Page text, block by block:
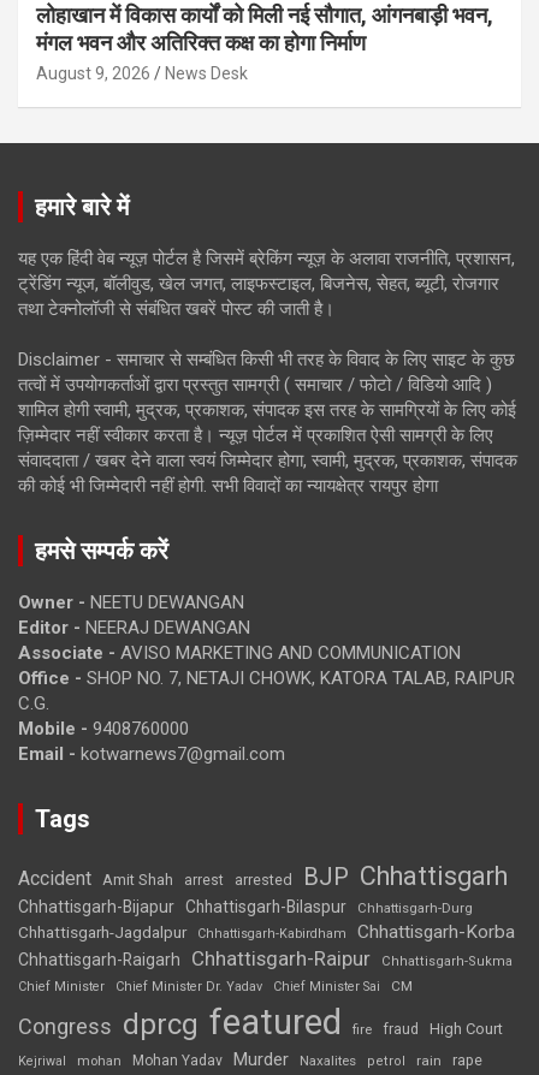
लोहाखान में विकास कार्यों को मिली नई सौगात, आंगनबाड़ी भवन,
मंगल भवन और अतिरिक्त कक्ष का होगा निर्माण
August 9, 2026 News Desk
हमारे बारे में
यह एक हिंदी वेब न्यूज़ पोर्टल है जिसमें ब्रेकिंग न्यूज़ के अलावा राजनीति, प्रशासन,
ट्रेंडिंग न्यूज, बॉलीवुड, खेल जगत, लाइफस्टाइल, बिजनेस, सेहत, ब्यूटी, रोजगार
तथा टेक्नोलॉजी से संबंधित खबरें पोस्ट की जाती है।
Disclaimer - समाचार से सम्बंधित किसी भी तरह के विवाद के लिए साइट के कुछ
तत्वों में उपयोगकर्ताओं द्वारा प्रस्तुत सामग्री ( समाचार / फोटो / विडियो आदि )
शामिल होगी स्वामी, मुद्रक, प्रकाशक, संपादक इस तरह के सामग्रियों के लिए कोई
ज़िम्मेदार नहीं स्वीकार करता है। न्यूज़ पोर्टल में प्रकाशित ऐसी सामग्री के लिए
संवाददाता / खबर देने वाला स्वयं जिम्मेदार होगा, स्वामी, मुद्रक, प्रकाशक, संपादक
की कोई भी जिम्मेदारी नहीं होगी. सभी विवादों का न्यायक्षेत्र रायपुर होगा
हमसे सम्पर्क करें
Owner - NEETU DEWANGAN
Editor - NEERAJ DEWANGAN
Associate - AVISO MARKETING AND COMMUNICATION
Office - SHOP NO. 7, NETAJI CHOWK, KATORA TALAB, RAIPUR
C.G.
Mobile - 9408760000
Email - kotwarnews7@gmail.com
Tags
Accident Amit Shah arrest arrested BJP Chhattisgarh
Chhattisgarh-Bijapur Chhattisgarh-Bilaspur Chhattisgarh-Durg
Chhattisgarh-Jagdalpur Chhattisgarh-Kabirdham Chhattisgarh-Korba
Chhattisgarh-Raigarh Chhattisgarh-Raipur
Chhattisgarh-Sukma
Chief Minister
Chief Minister Dr. Yadav Chief Minister Sai CM
Congress dprcg featured fire fraud High Court
Kejriwal mohan Mohan Yadav Murder Naxalites petrol rain rape